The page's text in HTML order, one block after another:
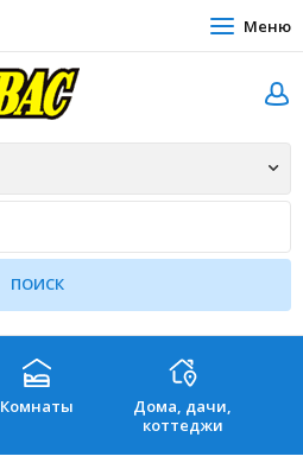
Меню
Комнаты
Дома, дачи,
коттеджи